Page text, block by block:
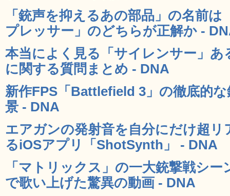
「銃声を抑えるあの部品」の名前
プレッサー」のどちらが正解か -
本当によく見る「サイレンサー」
に関する質問まとめ - DNA
新作FPS「Battlefield 3」の徹底的
景 - DNA
エアガンの発射音を自分にだけ超
るiOSアプリ「ShotSynth」 - DNA
「マトリックス」の一大銃撃戦シ
で歌い上げた驚異の動画 - DNA